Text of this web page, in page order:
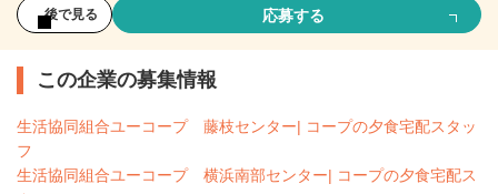
後で見る 応募する
この企業の募集情報
生活協同組合ユーコープ 藤枝センター| コープの夕食宅配スタッ
フ
生活協同組合ユーコープ 横浜南部センター| コープの夕食宅配ス